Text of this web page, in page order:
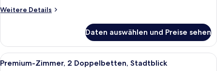
Weitere Details
Weitere
Zimmer,
2 Doppelbetten,
Stadtblick
Daten auswählen und Preise sehen
Alle
Fotos
Eine Stadtlandschaft mit modernen
6
Premium-Zimmer, 2 Doppelbetten, Stadtblick